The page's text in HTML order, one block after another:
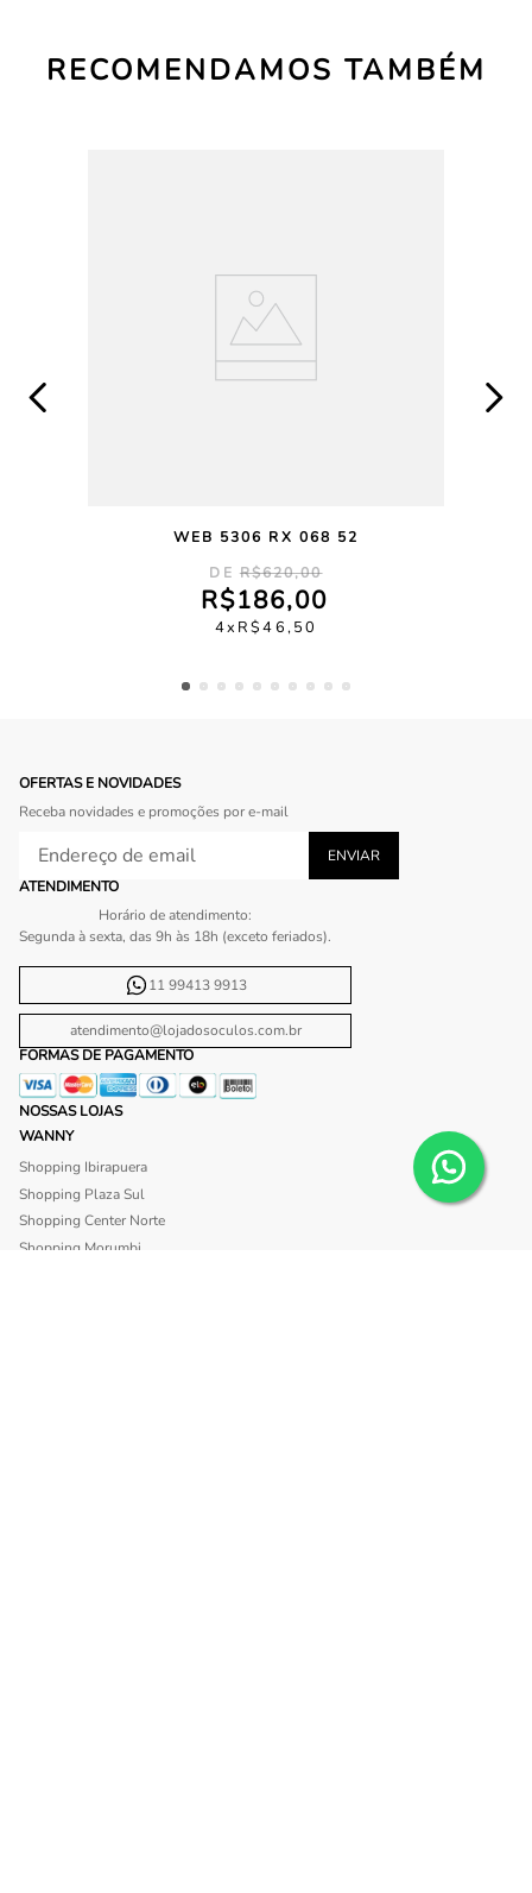
RECOMENDAMOS TAMBÉM
WEB 5306 RX 068 52
R$620,00
R$186,00
4 R$46,50
OFERTAS E NOVIDADES
Receba novidades e promoções por e-mail
ATENDIMENTO
Horário de atendimento:
Segunda à sexta, das 9h às 18h (exceto feriados).
11 99413 9913
atendimento@lojadosoculos.com.br
FORMAS DE PAGAMENTO
NOSSAS LOJAS
WANNY
Shopping Ibirapuera
Shopping Plaza Sul
Shopping Center Norte
Shopping Morumbi